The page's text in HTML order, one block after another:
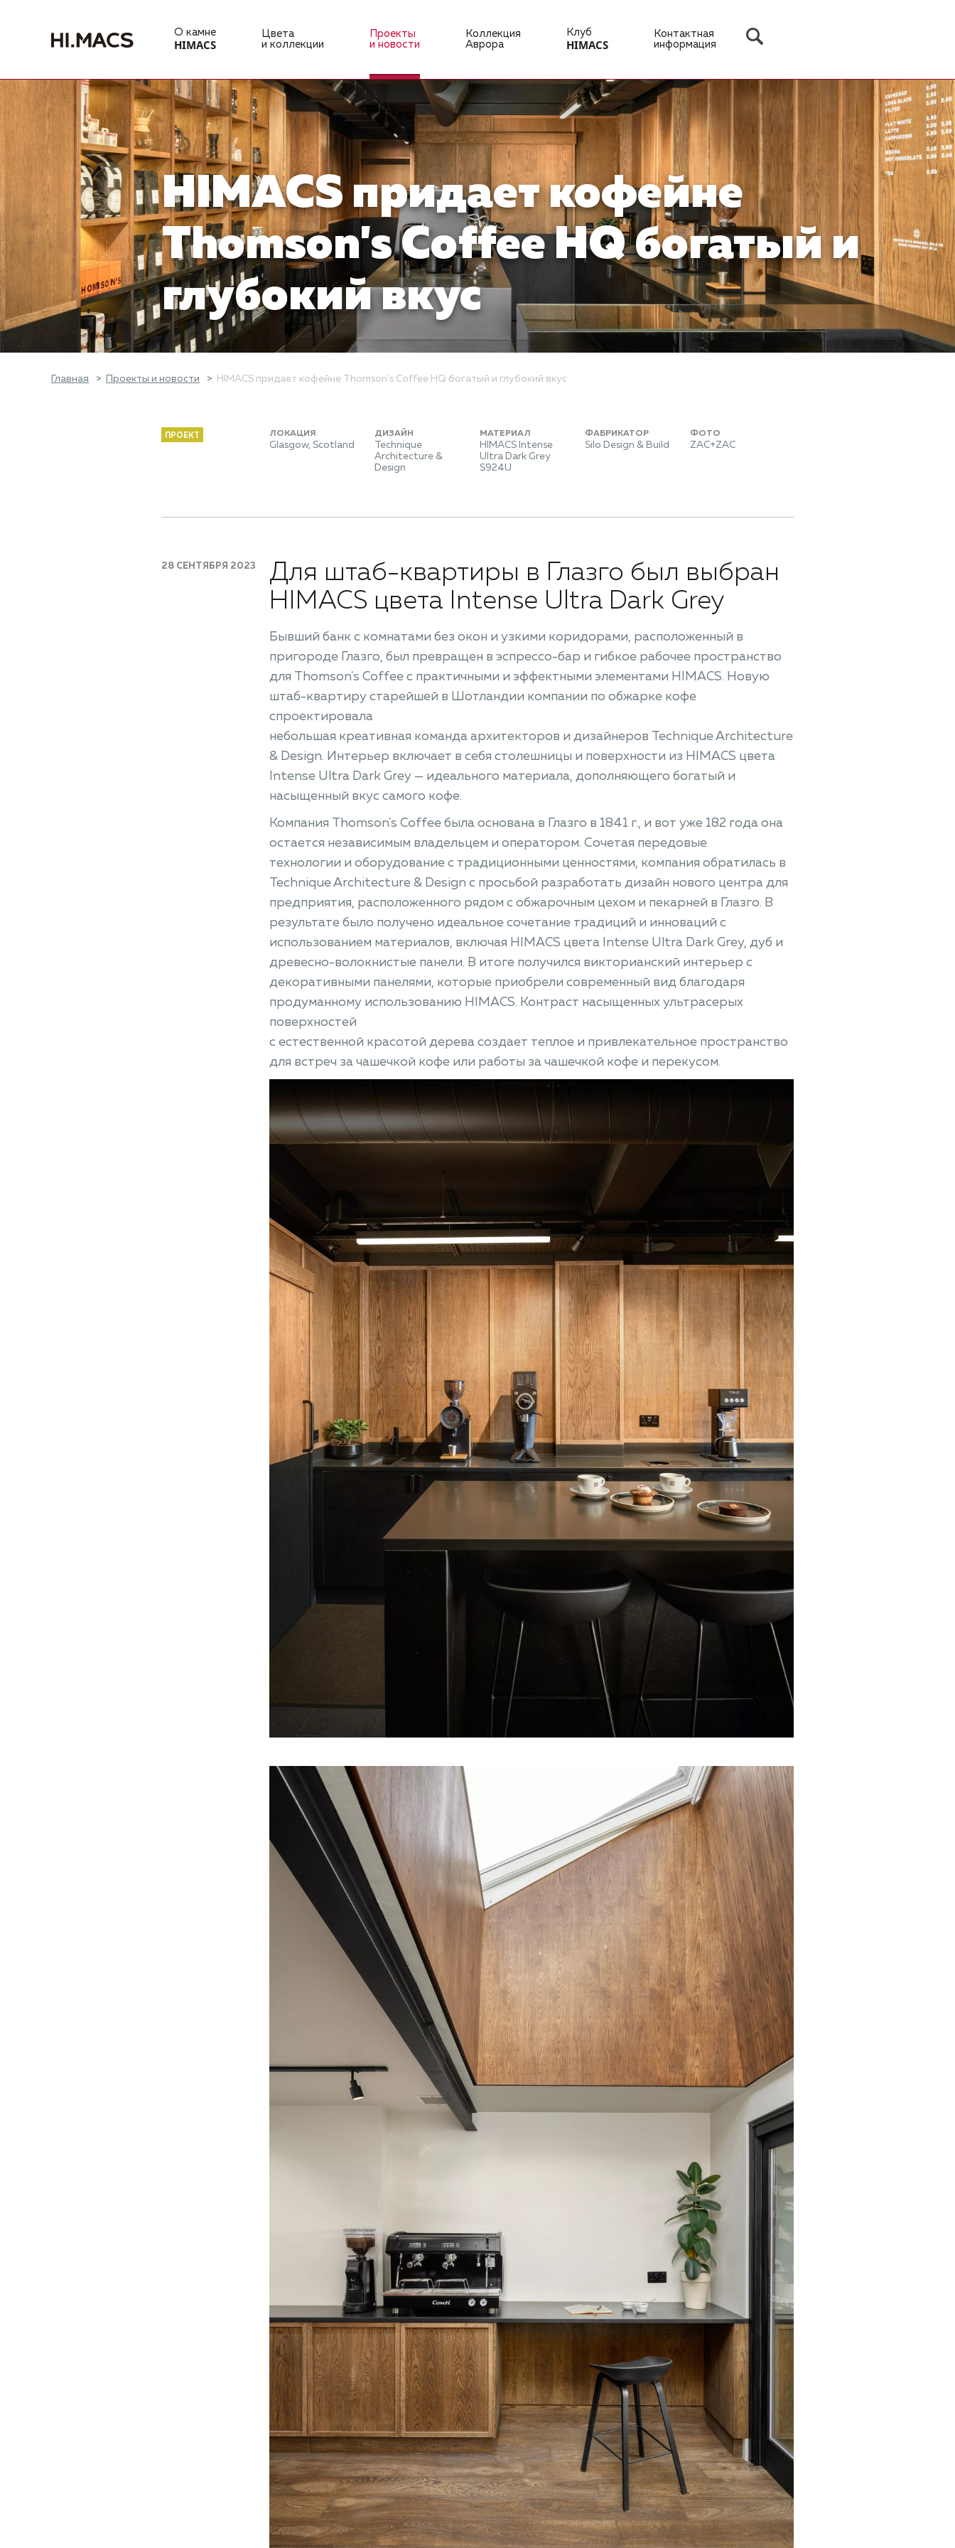
О камне
HIMACS
Цвета
и коллекции
Проекты
и новости
Коллекция
Аврора
Клуб
HIMACS
Контактная
информация
HIMACS придает кофейне
Thomson's Coffee HQ богатый и
глубокий вкус
Главная Проекты и новости HIMACS придает кофейне Thomson's Coffee HQ богатый и глубокий вкус
ПРОЕКТ ЛОКАЦИЯ
Glasgow, Scotland
ДИЗАЙН
Technique
Architecture &
Design
МАТЕРИАЛ
HIMACS Intense
Ultra Dark Grey
S924U
ФАБРИКАТОР
Silo Design & Build
ФОТО
ZAC+ZAC
28 СЕНТЯБРЯ 2023
Для штаб-квартиры в Глазго был выбран
HIMACS цвета Intense Ultra Dark Grey
Бывший банк с комнатами без окон и узкими коридорами, расположенный в
пригороде Глазго, был превращен в эспрессо-бар и гибкое рабочее пространство
для Thomson's Coffee с практичными и эффектными элементами HIMACS. Новую
штаб-квартиру старейшей в Шотландии компании по обжарке кофе
спроектировала
небольшая креативная команда архитекторов и дизайнеров Technique Architecture
& Design. Интерьер включает в себя столешницы и поверхности из HIMACS цвета
Intense Ultra Dark Grey — идеального материала, дополняющего богатый и
насыщенный вкус самого кофе.
Компания Thomson's Coffee была основана в Глазго в 1841 г., и вот уже 182 года она
остается независимым владельцем и оператором. Сочетая передовые
технологии и оборудование с традиционными ценностями, компания обратилась в
Technique Architecture & Design с просьбой разработать дизайн нового центра для
предприятия, расположенного рядом с обжарочным цехом и пекарней в Глазго. В
результате было получено идеальное сочетание традиций и инноваций с
использованием материалов, включая HIMACS цвета Intense Ultra Dark Grey, дуб и
древесно-волокнистые панели. В итоге получился викторианский интерьер с
декоративными панелями, которые приобрели современный вид благодаря
продуманному использованию HIMACS. Контраст насыщенных ультрасерых
поверхностей
с естественной красотой дерева создает теплое и привлекательное пространство
для встреч за чашечкой кофе или работы за чашечкой кофе и перекусом.